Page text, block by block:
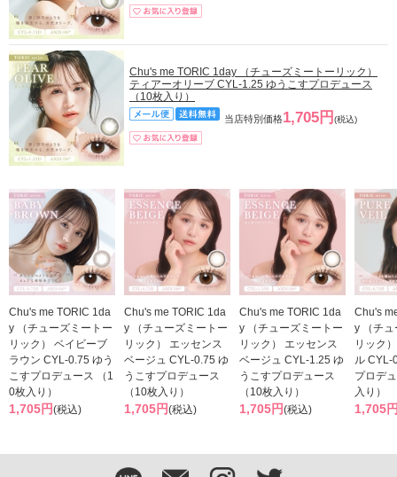
Chu's me TORIC 1day （チューズミートーリック）
ティアーオリーブ CYL-1.25 ゆうこすプロデュース
（10枚入り）
当店特別価格1,705円 (税込)
Chu's me TORIC 1da
y （チューズミートー
リック） ベイビーブ
ラウン CYL-0.75 ゆう
こすプロデュース （1
0枚入り）
1,705円(税込)
Chu's me TORIC 1da
y （チューズミートー
リック） エッセンス
ベージュ CYL-0.75 ゆ
うこすプロデュース
（10枚入り）
1,705円(税込)
Chu's me TORIC 1da
y （チューズミートー
リック） エッセンス
ベージュ CYL-1.25 ゆ
うこすプロデュース
（10枚入り）
1,705円(税込)
Chu's
y （チ
リック
ル CYL-
プロデ
入り）
1,705